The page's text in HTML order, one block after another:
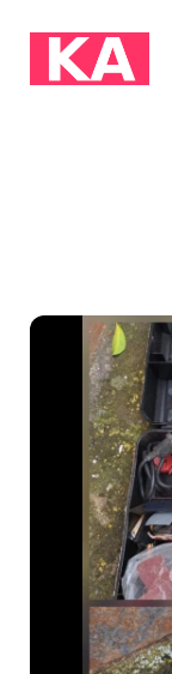
Inhalt
springen